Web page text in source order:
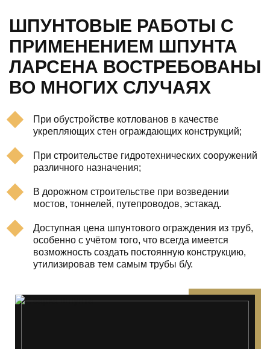
ШПУНТОВЫЕ РАБОТЫ С
ПРИМЕНЕНИЕМ ШПУНТА
ЛАРСЕНА ВОСТРЕБОВАНЫ
ВО МНОГИХ СЛУЧАЯХ
При обустройстве котлованов в качестве
укрепляющих стен ограждающих конструкций;
При строительстве гидротехнических сооружений
различного назначения;
В дорожном строительстве при возведении
мостов, тоннелей, путепроводов, эстакад.
Доступная цена шпунтового ограждения из труб,
особенно с учётом того, что всегда имеется
возможность создать постоянную конструкцию,
утилизировав тем самым трубы б/у.